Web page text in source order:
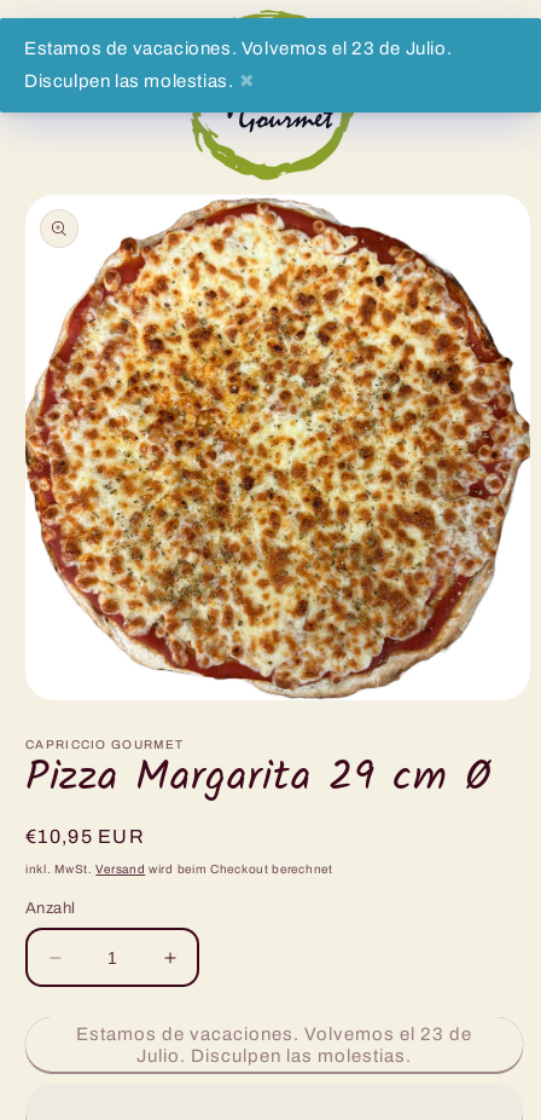
Estamos de vacaciones. Volvemos el 23 de Julio.
Disculpen las molestias. ✖
Inhalt
in
Modal
öffnen
CAPRICCIO GOURMET
Pizza Margarita 29 cm Ø
Normaler
Preis
€10,95 EUR
inkl. MwSt.Versand wird beim Checkout berechnet
Anzahl
Verringere
die
für
Pizza
Erhöhe
die
für
Pizza
Estamos de vacaciones. Volvemos el 23 de
Julio. Disculpen las molestias.